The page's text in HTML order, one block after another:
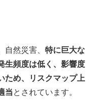
然災害、 特に巨大な
生頻度は低く、影響度
ため、リスクマップ上
当とされています。